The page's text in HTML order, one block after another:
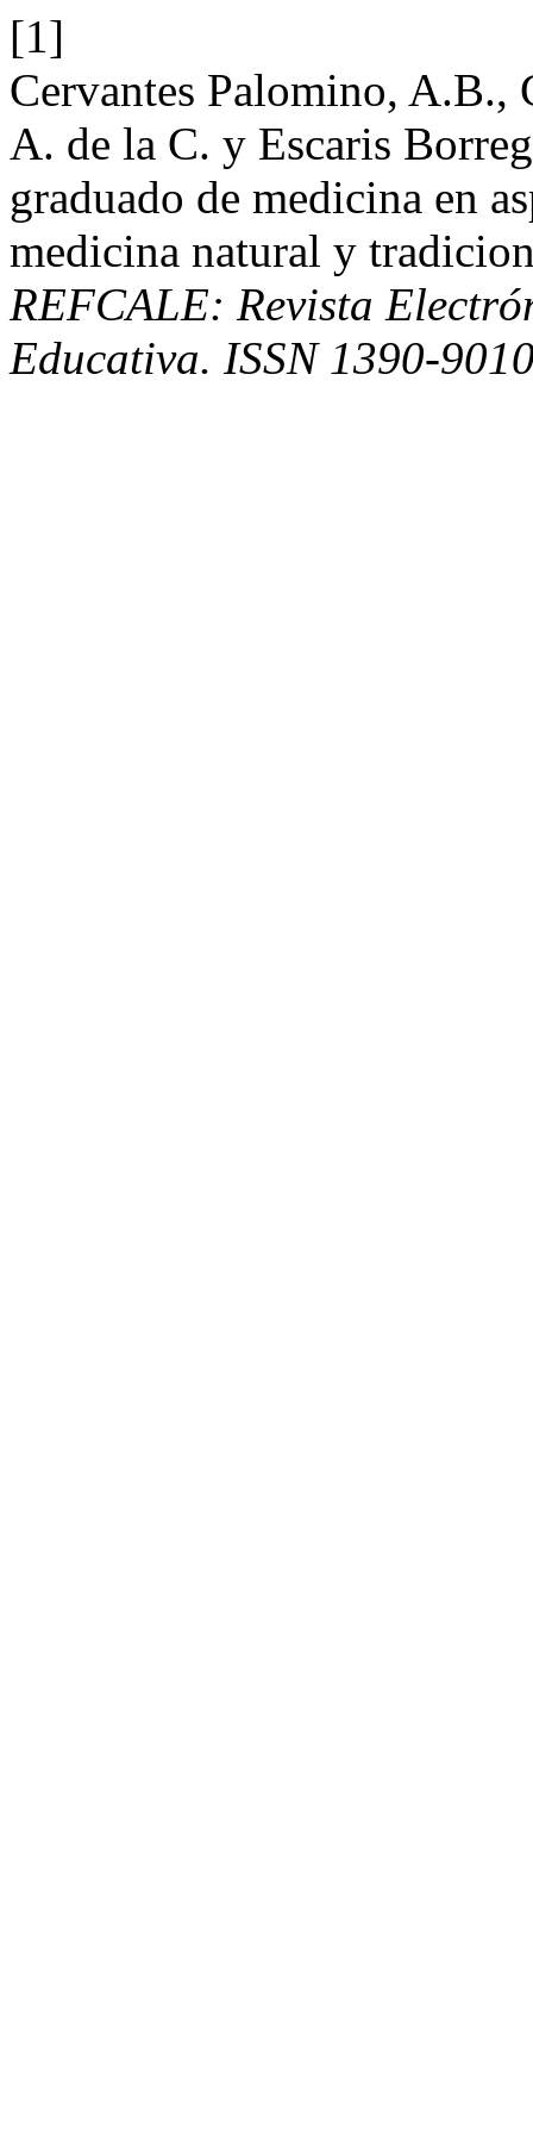
[1]
Cervantes Palomino,
A. de la C. y Escaris
graduado de medicina en
medicina natural y
REFCALE: Revista
Educativa. ISSN 1390-